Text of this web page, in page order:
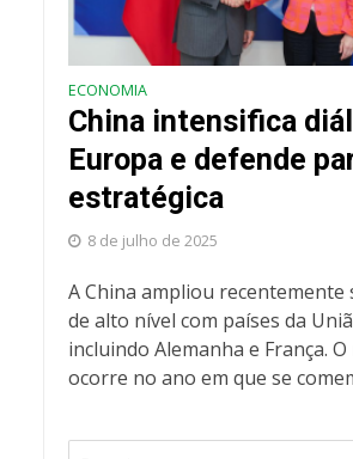
ECONOMIA
China intensifica
Europa e defende
estratégica
8 de julho de 2025
A China ampliou recentemente
de alto nível com países da
incluindo Alemanha e França.
ocorre no ano em que se